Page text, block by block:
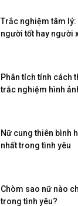
Trắc nghiệm tâm lý:
người tốt hay người
Phân tích tính cách
trắc nghiệm hình
Nữ cung thiên bình
nhất trong tình yêu
Chòm sao nữ nào
trong tình yêu?